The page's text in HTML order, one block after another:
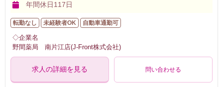
年間休日117日
転勤なし 未経験者OK 自動車通勤可
◇企業名
野間薬局 南片江店(J-Front株式会社)
求人の詳細を見る 問い合わせる